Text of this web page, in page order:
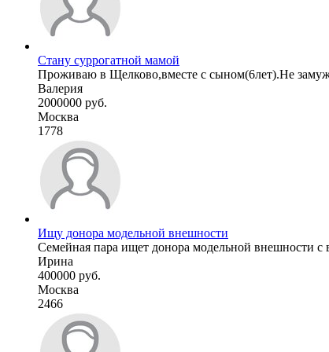
Стану суррогатной мамой
Проживаю в Щелково,вместе с сыном(6лет).Не
Валерия
2000000 руб.
Москва
1778
Ищу донора модельной внешности
Семейная пара ищет донора модельной внешности с
Ирина
400000 руб.
Москва
2466